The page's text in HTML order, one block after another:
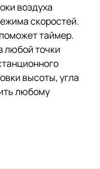
воздуха
скоростей.
таймер.
любой точки
высоты, угла
любому